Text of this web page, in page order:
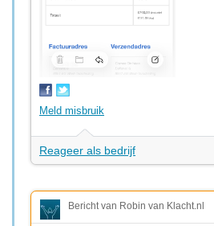
Meld misbruik
Reageer als bedrijf
Bericht van Robin van Klacht.nl